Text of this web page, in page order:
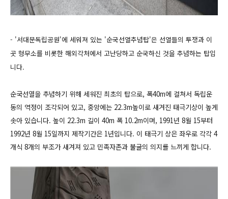
- '서대문독립공원'에 세워져 있는 '순국선열추념탑'은 선열들의 투쟁과 이
곳 형무소를 비롯한 해외각처에서 고난당하고 순국하신 것을 추념하는 탑입
니다.
순국선열을 추념하기 위해 세워진 최초의 탑으로, 폭40m에 걸쳐서 독립운
동의 역정이 조각되어 있고, 중앙에는 22.3m높이로 새겨진 태극기상이 높게
솟아 있습니다. 높이 22.3m 길이 40m 폭 10.2m이며, 1991년 8월 15부터
1992년 8월 15일까지 제작기간은 1년입니다. 이 태극기 상은 좌우로 각각 4
개식 8개의 부조가 새겨져 있고 민족자존과 불굴의 의지를 느끼게 합니다.